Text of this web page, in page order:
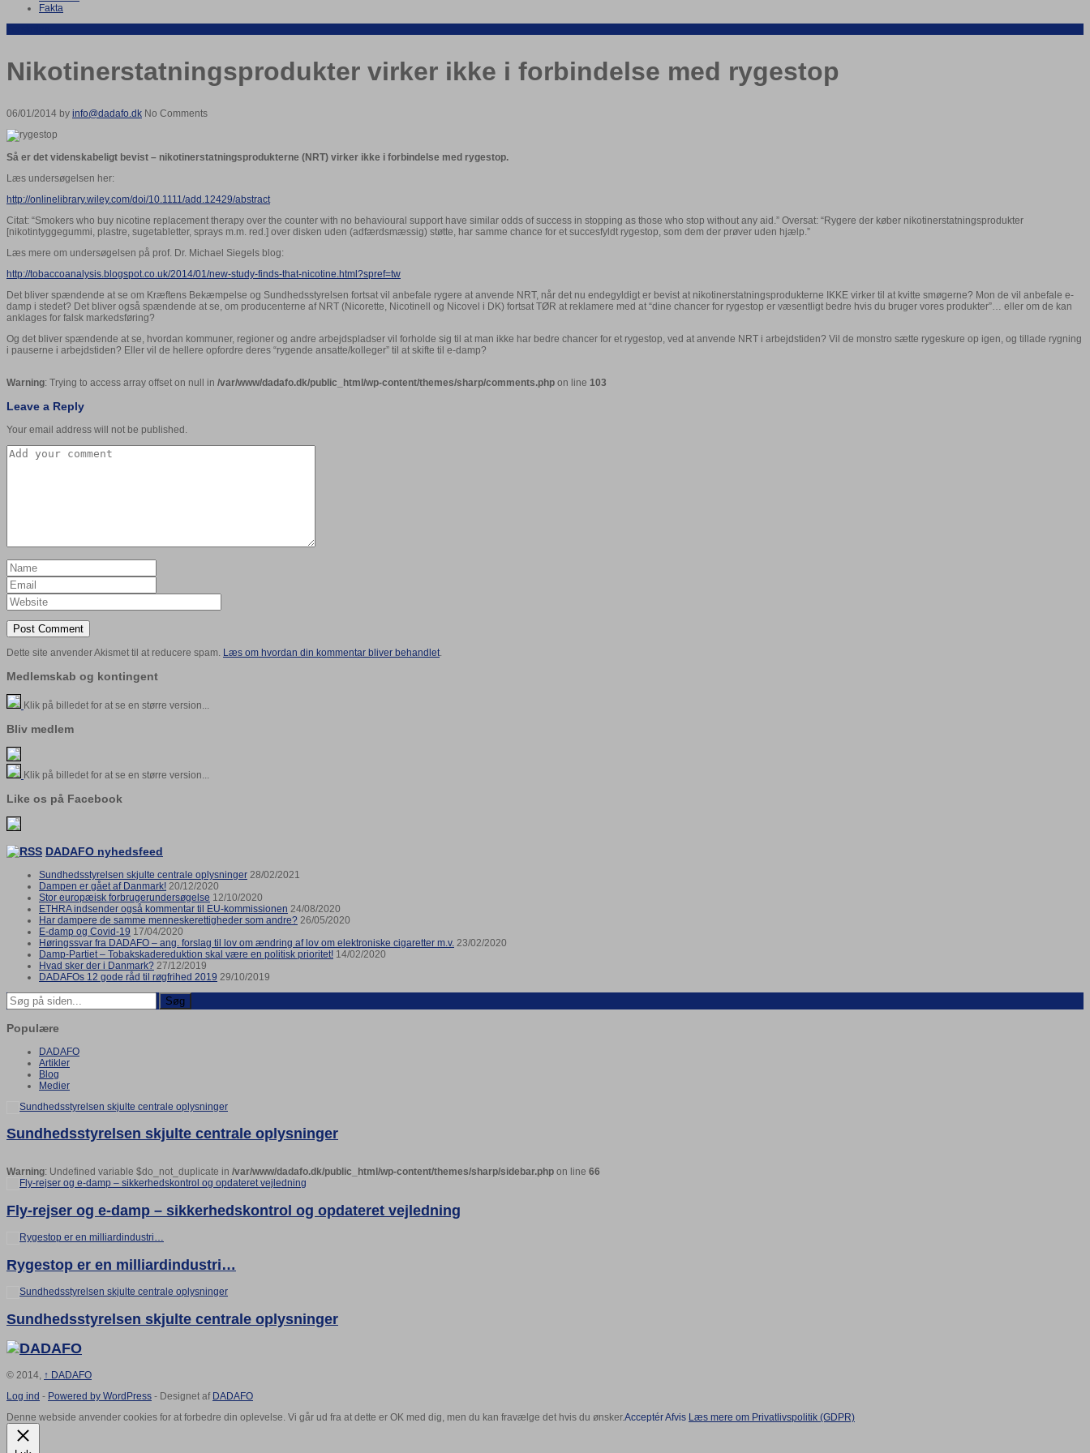
Fakta
Nikotinerstatningsprodukter virker ikke i forbindelse med rygestop
06/01/2014 by info@dadafo.dk No Comments
Så er det videnskabeligt bevist – nikotinerstatningsprodukterne (NRT) virker ikke i forbindelse med rygestop.
Læs undersøgelsen her:
http://onlinelibrary.wiley.com/doi/10.1111/add.12429/abstract
Citat: “Smokers who buy nicotine replacement therapy over the counter with no behavioural support have similar odds of success in stopping as those who stop without any aid.” Oversat: “Rygere der køber nikotinerstatningsprodukter
[nikotintyggegummi, plastre, sugetabletter, sprays m.m. red.] over disken uden (adfærdsmæssig) støtte, har samme chance for et succesfyldt rygestop, som dem der prøver uden hjælp.”
Læs mere om undersøgelsen på prof. Dr. Michael Siegels blog:
http://tobaccoanalysis.blogspot.co.uk/2014/01/new-study-finds-that-nicotine.html?spref=tw
Det bliver spændende at se om Kræftens Bekæmpelse og Sundhedsstyrelsen fortsat vil anbefale rygere at anvende NRT, når det nu endegyldigt er bevist at nikotinerstatningsprodukterne IKKE virker til at kvitte smøgerne? Mon de vil anbefale e-
damp i stedet? Det bliver også spændende at se, om producenterne af NRT (Nicorette, Nicotinell og Nicovel i DK) fortsat TØR at reklamere med at “dine chancer for rygestop er væsentligt bedre hvis du bruger vores produkter”… eller om de kan
anklages for falsk markedsføring?
Og det bliver spændende at se, hvordan kommuner, regioner og andre arbejdspladser vil forholde sig til at man ikke har bedre chancer for et rygestop, ved at anvende NRT i arbejdstiden? Vil de monstro sætte rygeskure op igen, og tillade rygning
i pauserne i arbejdstiden? Eller vil de hellere opfordre deres “rygende ansatte/kolleger” til at skifte til e-damp?
Warning: Trying to access array offset on null in /var/www/dadafo.dk/public_html/wp-content/themes/sharp/comments.php on line 103
Leave a Reply
Your email address will not be published.
Dette site anvender Akismet til at reducere spam. Læs om hvordan din kommentar bliver behandlet.
Medlemskab og kontingent
Klik på billedet for at se en større version...
Bliv medlem
Klik på billedet for at se en større version...
Like os på Facebook
DADAFO nyhedsfeed
Sundhedsstyrelsen skjulte centrale oplysninger 28/02/2021
Dampen er gået af Danmark! 20/12/2020
Stor europæisk forbrugerundersøgelse 12/10/2020
ETHRA indsender også kommentar til EU-kommissionen 24/08/2020
Har dampere de samme menneskerettigheder som andre? 26/05/2020
E-damp og Covid-19 17/04/2020
Høringssvar fra DADAFO – ang. forslag til lov om ændring af lov om elektroniske cigaretter m.v. 23/02/2020
Damp-Partiet – Tobakskadereduktion skal være en politisk prioritet! 14/02/2020
Hvad sker der i Danmark? 27/12/2019
DADAFOs 12 gode råd til røgfrihed 2019 29/10/2019
Søg
Populære
DADAFO
Artikler
Blog
Medier
Warning: Undefined variable $do_not_duplicate in /var/www/dadafo.dk/public_html/wp-content/themes/sharp/sidebar.php on line 66
Sundhedsstyrelsen skjulte centrale oplysninger
Fly-rejser og e-damp – sikkerhedskontrol og opdateret vejledning
Rygestop er en milliardindustri…
Sundhedsstyrelsen skjulte centrale oplysninger
© 2014, ↑ DADAFO
Log ind - Powered by WordPress - Designet af DADAFO
Denne webside anvender cookies for at forbedre din oplevelse. Vi går ud fra at dette er OK med dig, men du kan fravælge det hvis du ønsker.AcceptérAfvis Læs mere om Privatlivspolitik (GDPR)